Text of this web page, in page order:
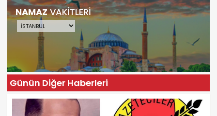
NAMAZVAKİTLERİ
Günün Diğer Haberleri